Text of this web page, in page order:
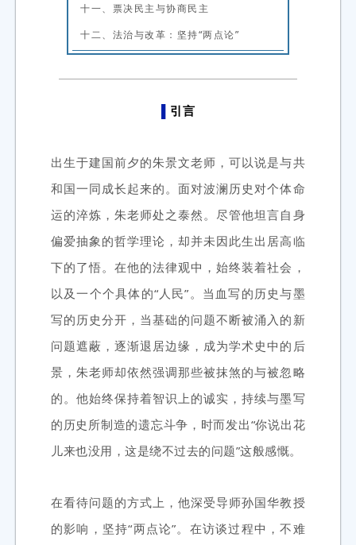
十一、票决民主与协商民主
十二、法治与改革：坚持“两点论”
引言
出生于建国前夕的朱景文老师，可以说是与共
和国一同成长起来的。面对波澜历史对个体命
运的淬炼，朱老师处之泰然。尽管他坦言自身
偏爱抽象的哲学理论，却并未因此生出居高临
下的了悟。在他的法律观中，始终装着社会，
以及一个个具体的“人民”。当血写的历史与墨
写的历史分开，当基础的问题不断被涌入的新
问题遮蔽，逐渐退居边缘，成为学术史中的后
景，朱老师却依然强调那些被抹煞的与被忽略
的。他始终保持着智识上的诚实，持续与墨写
的历史所制造的遗忘斗争，时而发出“你说出花
儿来也没用，这是绕不过去的问题”这般感慨。
在看待问题的方式上，他深受导师孙国华教授
的影响，坚持“两点论”。在访谈过程中，不难